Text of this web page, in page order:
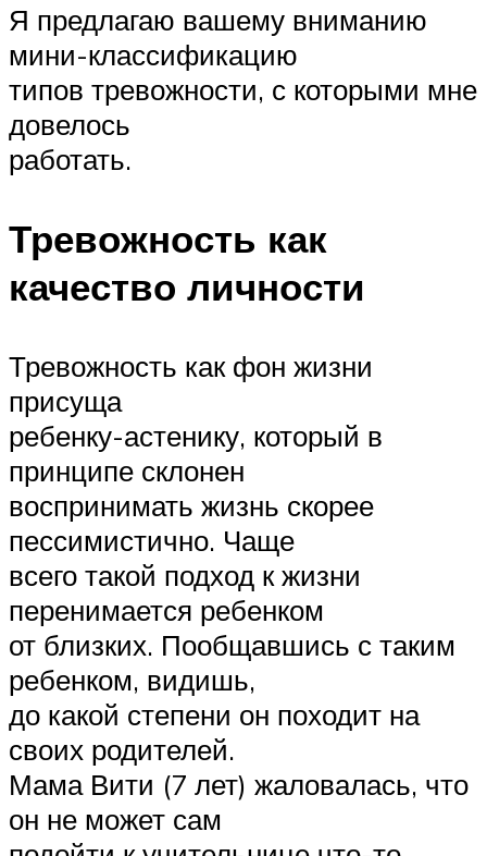
Я предлагаю вашему вниманию
мини-классификацию
типов тревожности, с которыми мне
довелось
работать.
Тревожность как
качество личности
Тревожность как фон жизни
присуща
ребенку-астенику, который в
принципе склонен
воспринимать жизнь скорее
пессимистично. Чаще
всего такой подход к жизни
перенимается ребенком
от близких. Пообщавшись с таким
ребенком, видишь,
до какой степени он походит на
своих родителей.
Мама Вити (7 лет) жаловалась, что
он не может сам